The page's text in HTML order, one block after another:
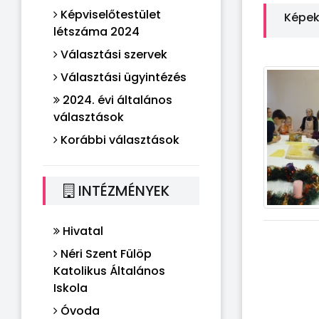
Képviselőtestület
létszáma 2024
Választási szervek
Választási ügyintézés
2024. évi általános
választások
Korábbi választások
INTÉZMÉNYEK
Hivatal
Néri Szent Fülöp
Katolikus Általános
Iskola
Óvoda
Képek